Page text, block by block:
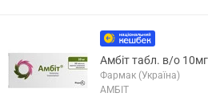
Амбіт табл. в/о
Фармак (Україна)
АМБІТ